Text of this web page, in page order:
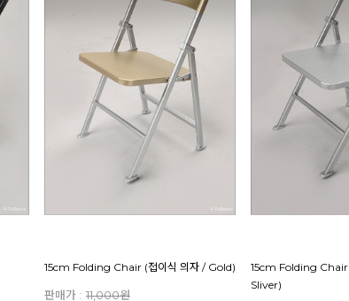
15cm Folding Chair (접이식 의자 / Gold)
판매가 : 11,000원
15cm Folding Chair
Sliver)